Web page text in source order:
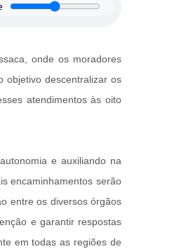
onde os moradores
objetivo descentralizar os
atendimentos às oito
e auxiliando na
encaminhamentos serão
entre os diversos órgãos
e garantir respostas
em todas as regiões de